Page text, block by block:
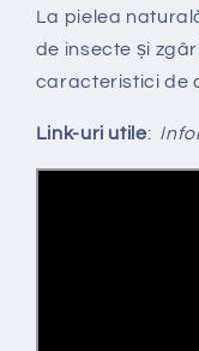
La pielea
de insecte și
caracteristici de
Link-uri utile: